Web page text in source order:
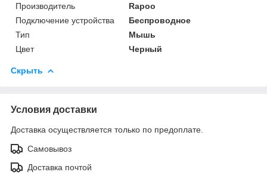
Производитель
Rapoo
Подключение устройства
Беспроводное
Тип
Мышь
Цвет
Черный
Скрыть
Условия доставки
Доставка осуществляется только по предоплате.
Самовывоз
Доставка почтой